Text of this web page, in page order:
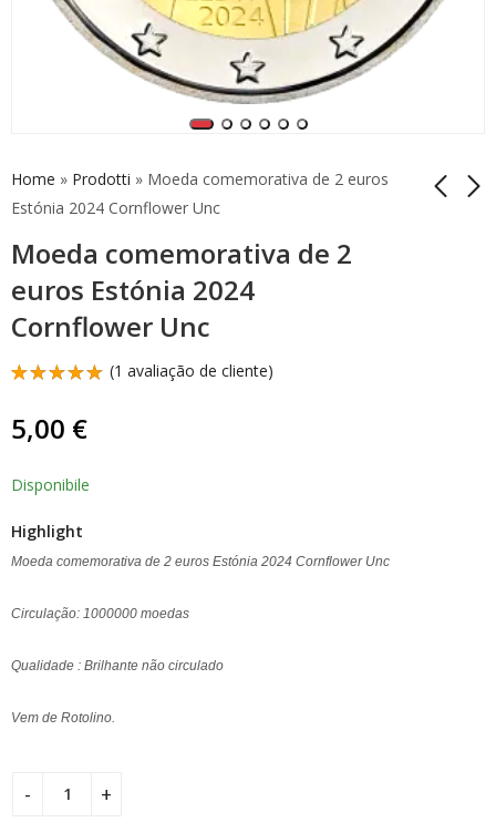
Home » Prodotti » Moeda comemorativa de 2 euros
Estónia 2024 Cornflower Unc
Moeda comemorativa de 2
euros Estónia 2024
Cornflower Unc
Moeda especial de 2
Moeda Itália 2024 2
em 5 com
base em
de
cliente
(1 avaliação de cliente)
5,00 €
Disponibile
Highlight
Moeda comemorativa de 2 euros Estónia 2024 Cornflower Unc
Circulação: 1000000 moedas
Qualidade : Brilhante não circulado
Vem de Rotolino.